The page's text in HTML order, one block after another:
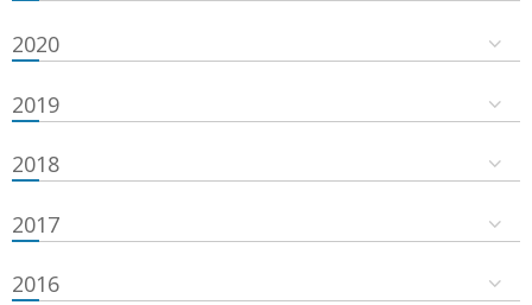
2020
2019
2018
2017
2016